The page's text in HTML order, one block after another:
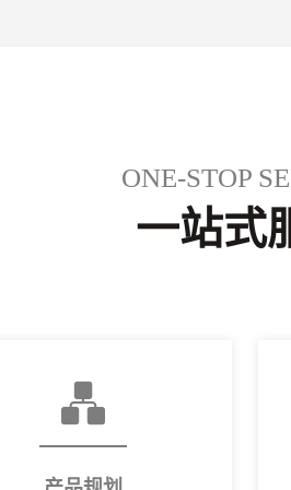
ONE-STOP
一站式